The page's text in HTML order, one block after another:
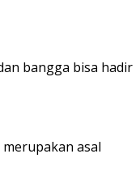
bangga bisa hadir
asal